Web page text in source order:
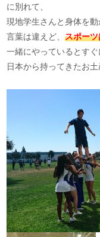
に別れて、
現地学生さんと身体を動
言葉は違えど、スポー
一緒にやっているとす
日本から持ってきたお